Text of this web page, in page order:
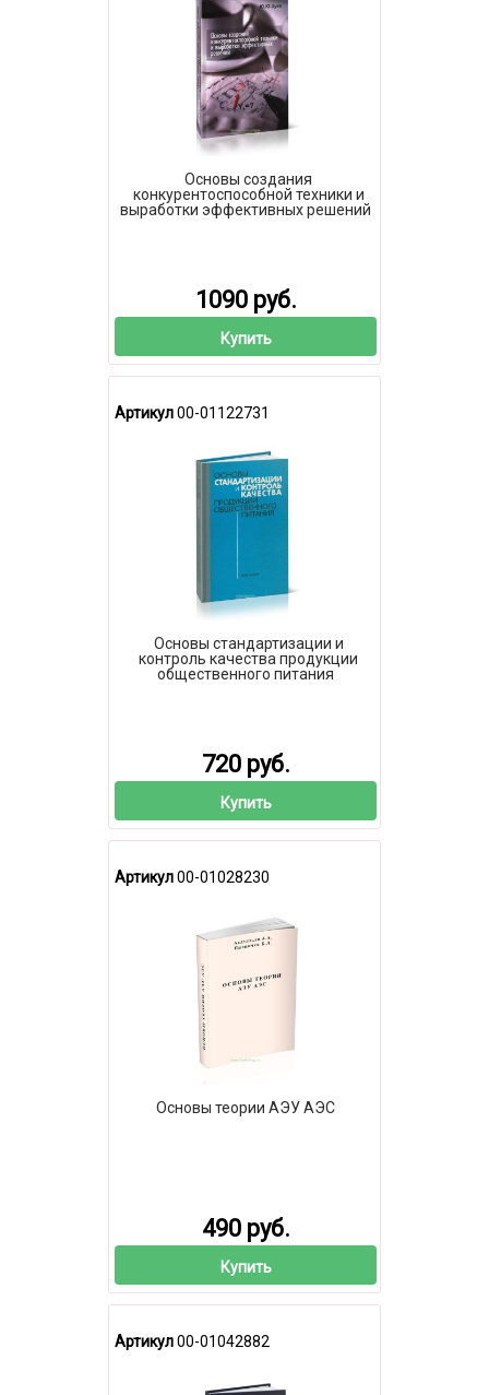
Основы создания
конкурентоспособной техники и
выработки эффективных решений
1090 руб.
Купить
Артикул00-01122731
Основы стандартизации и
контроль качества продукции
общественного питания
720 руб.
Купить
Артикул00-01028230
Основы теории АЭУ АЭС
490 руб.
Купить
Артикул00-01042882